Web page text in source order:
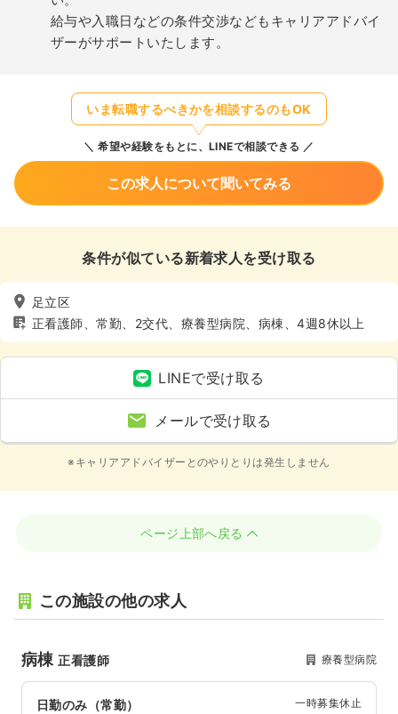
給与や入職日などの条件交渉などもキャリアアドバイ
ザーがサポートいたします。
いま転職するべきかを相談するのもOK
希望や経験をもとに、LINEで相談できる
この求人について聞いてみる
条件が似ている新着求人を受け取る
足立区
正看護師、常勤、2交代、療養型病院、病棟、4週8休以上
LINEで受け取る
メールで受け取る
※キャリアアドバイザーとのやりとりは発生しません
ページ上部へ戻る
この施設の他の求人
病棟正看護師 療養型病院
日勤のみ（常勤） 一時募集休止